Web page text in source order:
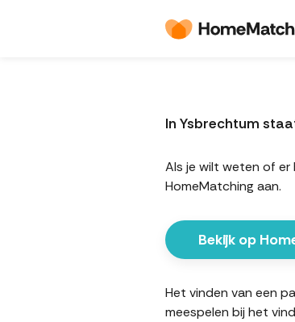
In Ysbrechtum
Als je wilt weten of er
HomeMatching aan.
Bekijk op
Het vinden van een
meespelen bij het